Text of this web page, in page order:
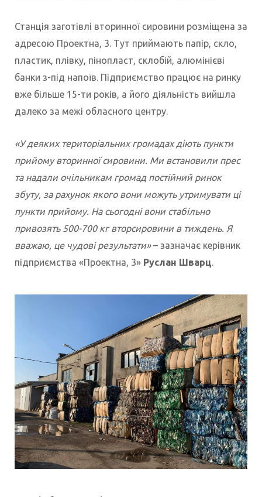
Станція заготівлі вторинної сировини розміщена за
адресою Проектна, 3. Тут приймають папір, скло,
пластик, плівку, пінопласт, склобій, алюмінієві
банки з-під напоїв. Підприємство працює на ринку
вже більше 15-ти років, а його діяльність вийшла
далеко за межі обласного центру.
«У деяких територіальних громадах діють пункти
прийому вторинної сировини. Ми встановили прес
та надали очільникам громад постійний ринок
збуту, за рахунок якого вони можуть утримувати ці
пункти прийому. На сьогодні вони стабільно
привозять 500-700 кг вторсировини в тиждень. Я
вважаю, це чудові результати»– зазначає керівник
підприємства «Проектна, 3» Руслан Шварц